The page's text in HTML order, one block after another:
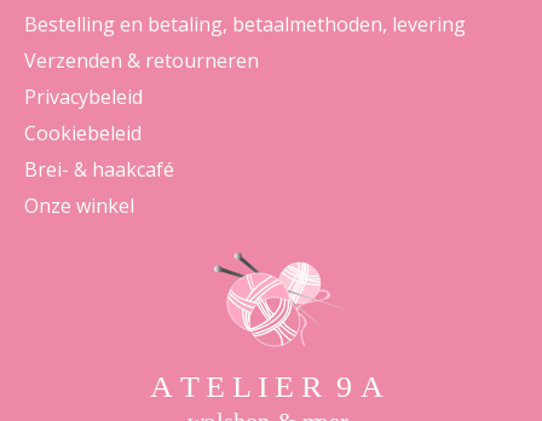
Bestelling en betaling, betaalmethoden, levering
Verzenden & retourneren
Privacybeleid
Cookiebeleid
Brei- & haakcafé
Onze winkel